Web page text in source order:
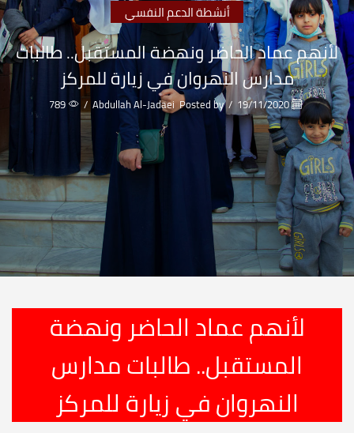
أنشطة الدعم النفسي
لأنهم عماد الحاضر ونهضة المستقبل.. طالبات
مدارس النهروان في زيارة للمركز
19/11/2020
/
Posted by
Abdullah Al-Jadaei
/
789
لأنهم عماد الحاضر ونهضة
المستقبل.. طالبات مدارس
النهروان في زيارة للمركز